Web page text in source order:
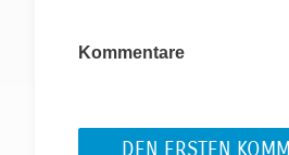
Kommentare
DEN ERSTEN